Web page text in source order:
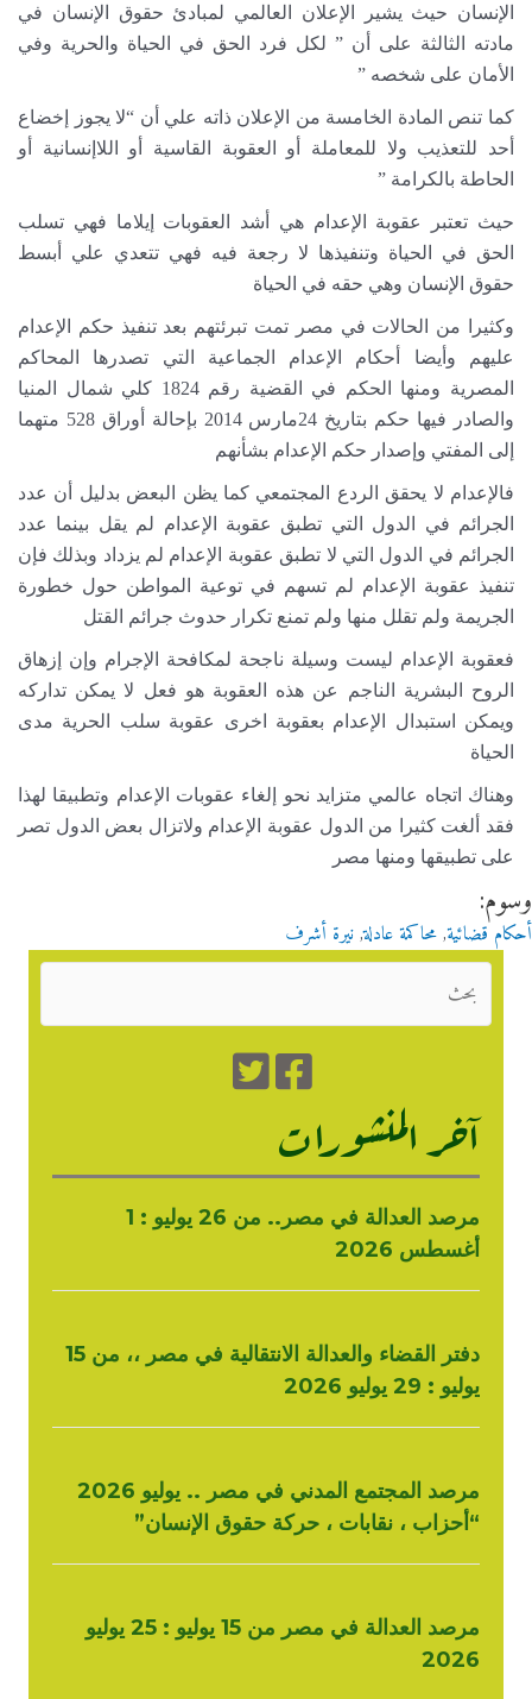
الإنسان حيث يشير الإعلان العالمي لمبادئ حقوق الإنسان في
مادته الثالثة على أن ” لكل فرد الحق في الحياة والحرية وفي
الأمان على شخصه ”
كما تنص المادة الخامسة من الإعلان ذاته علي أن “لا يجوز إخضاع
أحد للتعذيب ولا للمعاملة أو العقوبة القاسية أو اللاإنسانية أو
الحاطة بالكرامة ”
حيث تعتبر عقوبة الإعدام هي أشد العقوبات إيلاما فهي تسلب
الحق في الحياة وتنفيذها لا رجعة فيه فهي تتعدي علي أبسط
حقوق الإنسان وهي حقه في الحياة
وكثيرا من الحالات في مصر تمت تبرئتهم بعد تنفيذ حكم الإعدام
عليهم وأيضا أحكام الإعدام الجماعية التي تصدرها المحاكم
المصرية ومنها الحكم في القضية رقم 1824 كلي شمال المنيا
والصادر فيها حكم بتاريخ 24مارس 2014 بإحالة أوراق 528 متهما
إلى المفتي وإصدار حكم الإعدام بشأنهم
فالإعدام لا يحقق الردع المجتمعي كما يظن البعض بدليل أن عدد
الجرائم في الدول التي تطبق عقوبة الإعدام لم يقل بينما عدد
الجرائم في الدول التي لا تطبق عقوبة الإعدام لم يزداد وبذلك فإن
تنفيذ عقوبة الإعدام لم تسهم في توعية المواطن حول خطورة
الجريمة ولم تقلل منها ولم تمنع تكرار حدوث جرائم القتل
فعقوبة الإعدام ليست وسيلة ناجحة لمكافحة الإجرام وإن إزهاق
الروح البشرية الناجم عن هذه العقوبة هو فعل لا يمكن تداركه
ويمكن استبدال الإعدام بعقوبة اخرى عقوبة سلب الحرية مدى
الحياة
وهناك اتجاه عالمي متزايد نحو إلغاء عقوبات الإعدام وتطبيقا لهذا
فقد ألغت كثيرا من الدول عقوبة الإعدام ولاتزال بعض الدول تصر
على تطبيقها ومنها مصر
وسوم:
أحكام قضائية,محاكمة عادلة,نيرة أشرف
آخر المنشورات
مرصد العدالة في مصر.. من 26 يوليو : 1
أغسطس 2026
دفتر القضاء والعدالة الانتقالية في مصر ،، من 15
يوليو : 29 يوليو 2026
مرصد المجتمع المدني في مصر .. يوليو 2026
“أحزاب ، نقابات ، حركة حقوق الإنسان”
مرصد العدالة في مصر من 15 يوليو : 25 يوليو
2026